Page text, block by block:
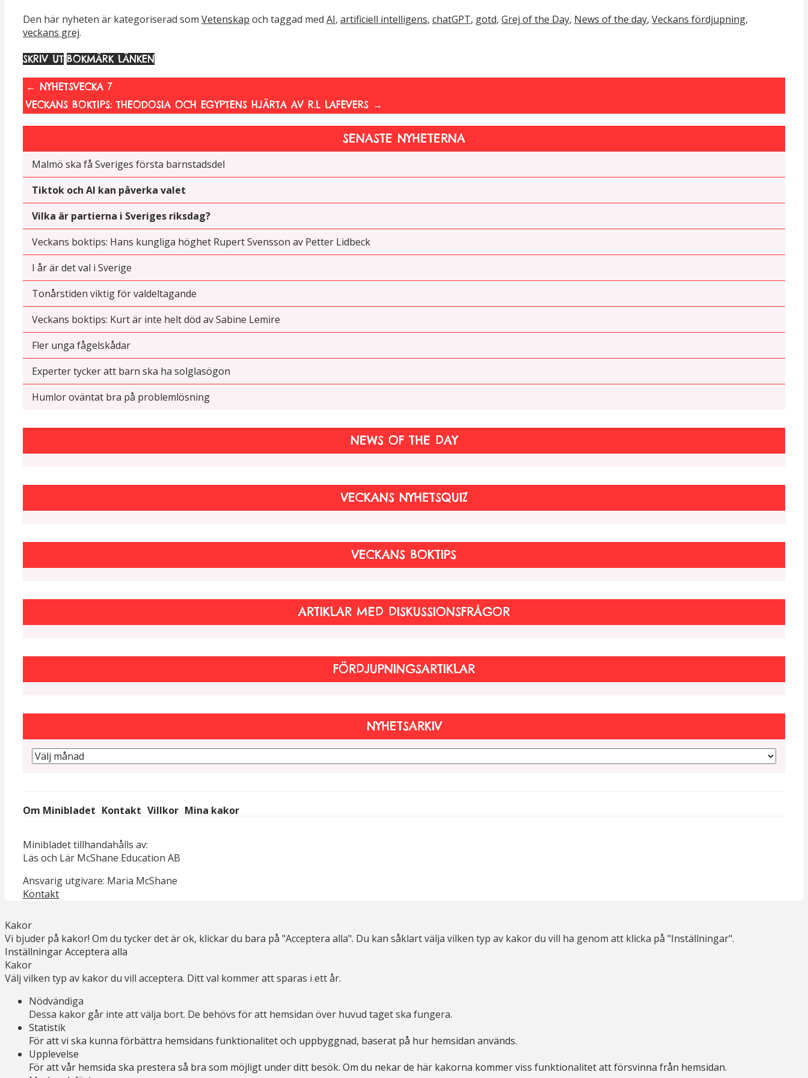
Den här nyheten är kategoriserad som Vetenskap och taggad med AI, artificiell intelligens, chatGPT, gotd, Grej of the Day, News of the day, Veckans fördjupning,
veckans grej.
SKRIV UT BOKMÄRK LÄNKEN
← NYHETSVECKA 7
VECKANS BOKTIPS: THEODOSIA OCH EGYPTENS HJÄRTA AV R.L LAFEVERS →
SENASTE NYHETERNA
Malmö ska få Sveriges första barnstadsdel
Tiktok och AI kan påverka valet
Vilka är partierna i Sveriges riksdag?
Veckans boktips: Hans kungliga höghet Rupert Svensson av Petter Lidbeck
I år är det val i Sverige
Tonårstiden viktig för valdeltagande
Veckans boktips: Kurt är inte helt död av Sabine Lemire
Fler unga fågelskådar
Experter tycker att barn ska ha solglasögon
Humlor oväntat bra på problemlösning
NEWS OF THE DAY
VECKANS NYHETSQUIZ
VECKANS BOKTIPS
ARTIKLAR MED DISKUSSIONSFRÅGOR
FÖRDJUPNINGSARTIKLAR
NYHETSARKIV
Om Minibladet Kontakt Villkor Mina kakor
Minibladet tillhandahålls av:
Läs och Lär McShane Education AB
Ansvarig utgivare: Maria McShane
Kontakt
Kakor
Vi bjuder på kakor! Om du tycker det är ok, klickar du bara på "Acceptera alla". Du kan såklart välja vilken typ av kakor du vill ha genom att klicka på "Inställningar".
InställningarAcceptera alla
Kakor
Välj vilken typ av kakor du vill acceptera. Ditt val kommer att sparas i ett år.
Nödvändiga
Dessa kakor går inte att välja bort. De behövs för att hemsidan över huvud taget ska fungera.
Statistik
För att vi ska kunna förbättra hemsidans funktionalitet och uppbyggnad, baserat på hur hemsidan används.
Upplevelse
För att vår hemsida ska prestera så bra som möjligt under ditt besök. Om du nekar de här kakorna kommer viss funktionalitet att försvinna från hemsidan.